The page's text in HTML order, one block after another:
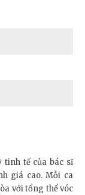
tinh tế của bác sĩ
giá cao. Mỗi ca
với tổng thể vóc